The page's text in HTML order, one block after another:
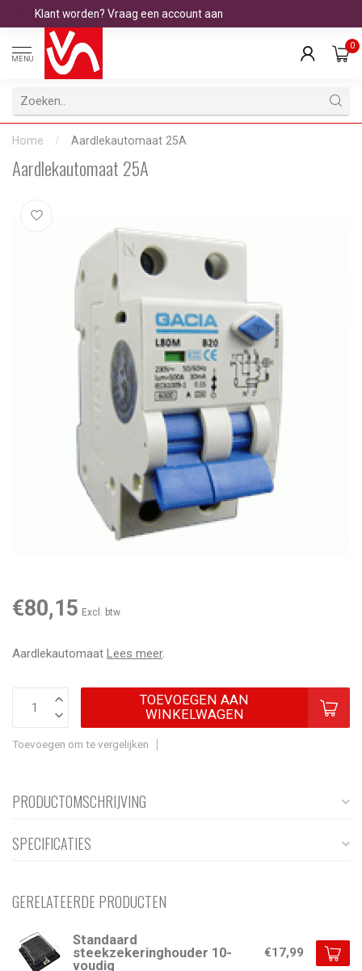
Klant worden? Vraag een account aan
MENU
0
Home / Aardlekautomaat 25A
Aardlekautomaat 25A
€80,15 Excl. btw
Aardlekautomaat Lees meer.
TOEVOEGEN AAN
WINKELWAGEN
Toevoegen om te vergelijken
PRODUCTOMSCHRIJVING
SPECIFICATIES
GERELATEERDE PRODUCTEN
Standaard
steekzekeringhouder 10-
voudig
€17,99